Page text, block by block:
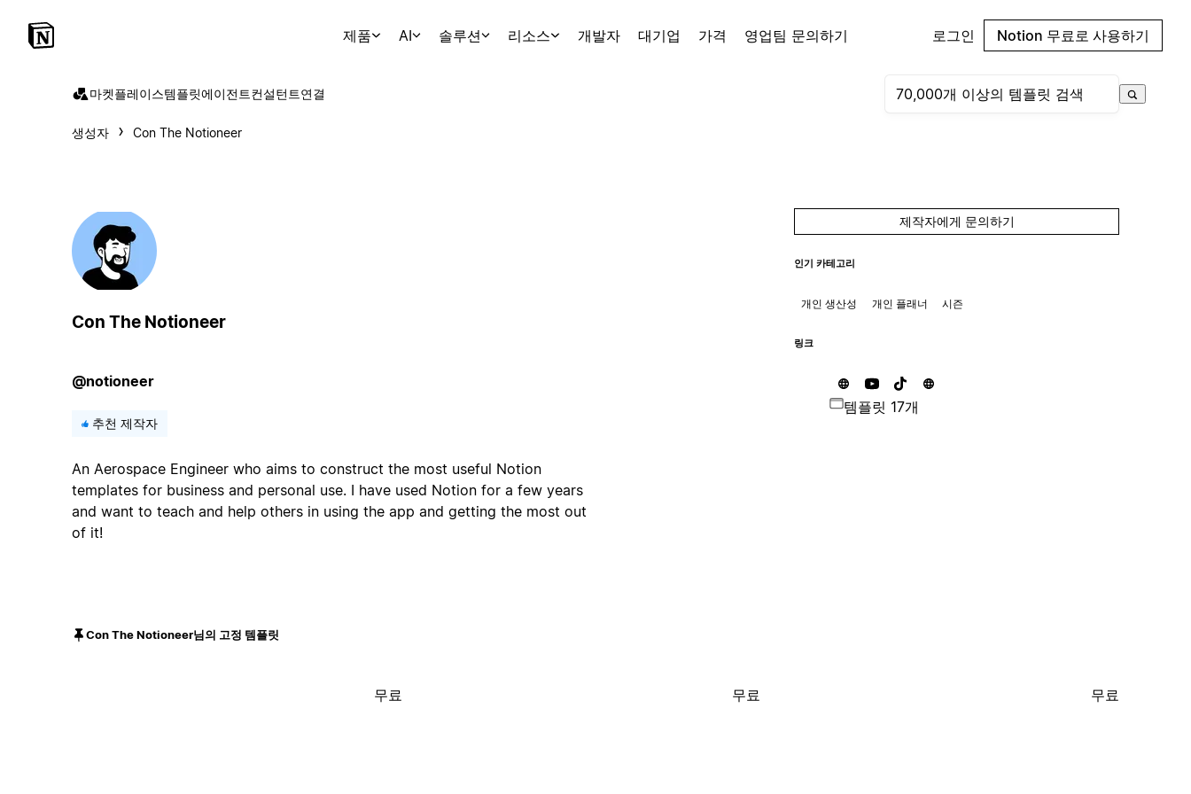
제품 AI 솔루션 리소스 개발자 대기업 가격 영업팀 문의하기 로그인 Notion 무료로 사용하기
마켓플레이스템플릿에이전트컨설턴트연결
생성자 Con The Notioneer
Con The Notioneer
@notioneer
추천 제작자
An Aerospace Engineer who aims to construct the most useful Notion
templates for business and personal use. I have used Notion for a few years
and want to teach and help others in using the app and getting the most out
of it!
제작자에게 문의하기
인기 카테고리
개인 생산성 개인 플래너 시즌
링크
템플릿 17개
Con The Notioneer님의 고정 템플릿
무료 무료 무료